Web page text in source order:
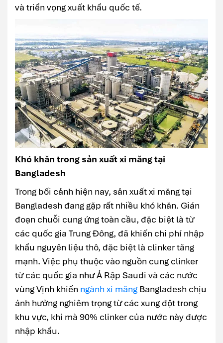
và triển vọng xuất khẩu quốc tế.
Khó khăn trong sản xuất xi măng tại
Bangladesh
Trong bối cảnh hiện nay, sản xuất xi măng tại
Bangladesh đang gặp rất nhiều khó khăn. Gián
đoạn chuỗi cung ứng toàn cầu, đặc biệt là từ
các quốc gia Trung Đông, đã khiến chi phí nhập
khẩu nguyên liệu thô, đặc biệt là clinker tăng
mạnh. Việc phụ thuộc vào nguồn cung clinker
từ các quốc gia như Ả Rập Saudi và các nước
vùng Vịnh khiến ngành xi măng Bangladesh chịu
ảnh hưởng nghiêm trọng từ các xung đột trong
khu vực, khi mà 90% clinker của nước này được
nhập khẩu.